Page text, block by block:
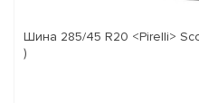
Шина 285/45 R20 <Pirelli>
)